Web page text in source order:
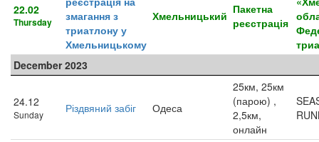
22.02
Thursday
змагання з
триатлону у
Хмельницькому
Хмельницький Пакетна
реєстрація
December 2023
24.12
Sunday Різдвяний забіг Одеса
25км, 25км
(парою) ,
2,5км,
онлайн